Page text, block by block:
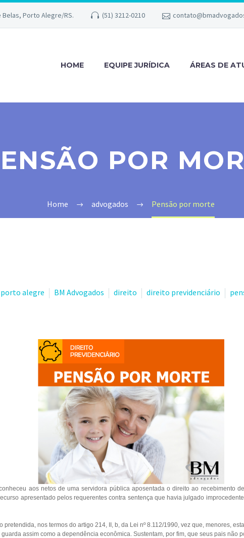
Belas, Porto Alegre/RS. (51) 3212-0210
HOME EQUIPE JURÍDICA ÁREAS DE
POR
Home advogados Pensão por morte
alegre BM Advogados direito direito previdenciário
aos netos de uma servidora pública aposentada o direito ao recebimento
apresentado pelos requerentes contra sentença que havia julgado
nos termos do artigo 214, II, b, da Lei nº 8.112/1990, vez que, menores,
assim como a dependência econômica. Sustentam, por fim, que seus pais não